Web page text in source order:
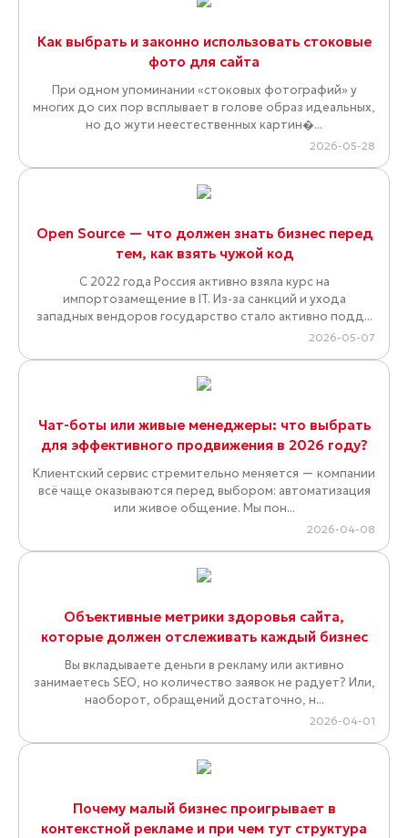
Как выбрать и законно использовать стоковые
фото для сайта
При одном упоминании «стоковых фотографий» у
многих до сих пор всплывает в голове образ идеальных,
но до жути неестественных картин�...
2026-05-28
Open Source — что должен знать бизнес перед
тем, как взять чужой код
С 2022 года Россия активно взяла курс на
импортозамещение в IT. Из-за санкций и ухода
западных вендоров государство стало активно подд...
2026-05-07
Чат-боты или живые менеджеры: что выбрать
для эффективного продвижения в 2026 году?
Клиентский сервис стремительно меняется — компании
всё чаще оказываются перед выбором: автоматизация
или живое общение. Мы пон...
2026-04-08
Объективные метрики здоровья сайта,
которые должен отслеживать каждый бизнес
Вы вкладываете деньги в рекламу или активно
занимаетесь SEO, но количество заявок не радует? Или,
наоборот, обращений достаточно, н...
2026-04-01
Почему малый бизнес проигрывает в
контекстной рекламе и при чем тут структура